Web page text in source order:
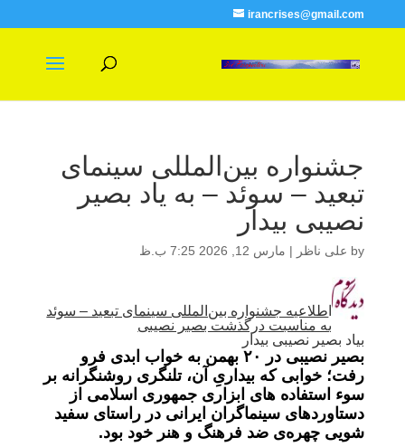
irancrises@gmail.com
جشنواره بین‌المللی سینمای
تبعید – سوئد – به یاد بصیر
نصیبی بیدار
by علی ناظر | مارس 12, 2026 7:25 ب.ظ
ا طلاعیه جشنواره بین‌المللی سینمای تبعید – سوئد
به مناسبت درگذشت بصیر نصیبی
بیاد بصیر نصیبی بیدار
بصیر نصیبی در ۲۰بهمن به خواب ابدی فرو
رفت؛ خوابی که بیداریِ آن، تلنگری روشنگرانه بر
سوء‌ استفاده‌ های ابزاری جمهوری اسلامی از
دستاوردهای سینماگران ایرانی در راستای سفید
شویی چهره‌ی ضد فرهنگ و هنر خود بود.